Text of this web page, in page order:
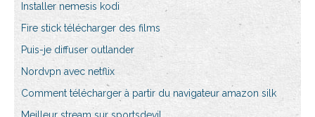
Installer nemesis kodi
Fire stick télécharger des films
Puis-je diffuser outlander
Nordvpn avec netflix
Comment télécharger à partir du navigateur amazon silk